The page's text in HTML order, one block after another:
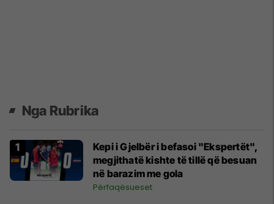
Nga Rubrika
Kepi i Gjelbër i befasoi "Ekspertët",
megjithatë kishte të tillë që besuan
në barazim me gola
Përfaqësueset